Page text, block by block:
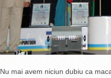
Nu mai avem niciun dubiu ca